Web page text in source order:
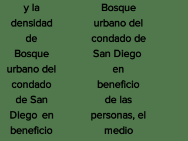
y la
densidad
de
Bosque
urbano del
condado
de San
Diego en
beneficio
Bosque
urbano del
condado de
San Diego
en
beneficio
de las
personas, el
medio